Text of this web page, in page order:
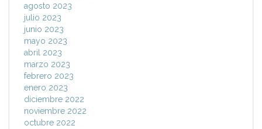
agosto 2023
julio 2023
junio 2023
mayo 2023
abril 2023
marzo 2023
febrero 2023
enero 2023
diciembre 2022
noviembre 2022
octubre 2022